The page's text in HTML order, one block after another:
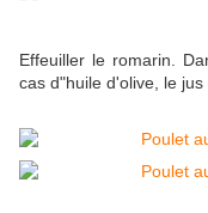
Effeuiller le romarin.
cas d"huile d'olive, le